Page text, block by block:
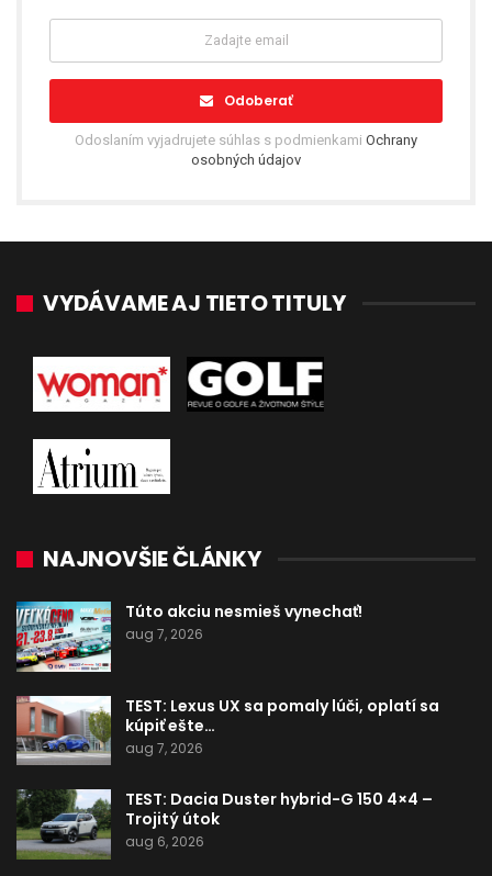
Odoberať
Odoslaním vyjadrujete súhlas s podmienkami Ochrany
osobných údajov
VYDÁVAME AJ TIETO TITULY
NAJNOVŠIE ČLÁNKY
Túto akciu nesmieš vynechať!
aug 7, 2026
TEST: Lexus UX sa pomaly lúči, oplatí sa
kúpiť ešte…
aug 7, 2026
TEST: Dacia Duster hybrid-G 150 4×4 –
Trojitý útok
aug 6, 2026